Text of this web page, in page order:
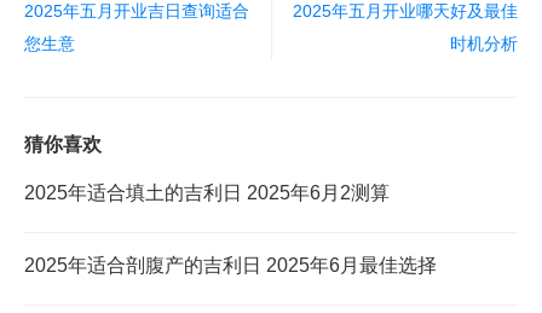
2025年五月开业吉日查询适合
您生意
2025年五月开业哪天好及最佳
时机分析
猜你喜欢
2025年适合填土的吉利日 2025年6月2测算
2025年适合剖腹产的吉利日 2025年6月最佳选择